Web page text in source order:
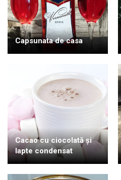
Capsunata de casa
Cacao cu ciocolată și
lapte condensat